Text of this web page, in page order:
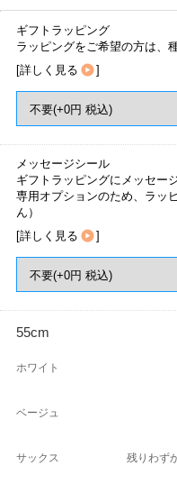
ギフトラッピング
ラッピングをご希望の方は、
[詳しく見る ]
メッセージシール
ギフトラッピングにメッセー
専用オプションのため、ラッ
ん）
[詳しく見る ]
55cm
ホワイト
ベージュ
サックス 残りわず